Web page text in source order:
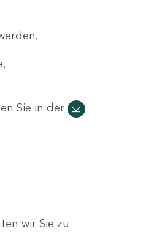
Sie in der
wir Sie zu